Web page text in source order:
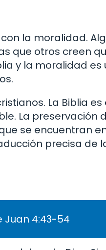
la moralidad.
que otros creen
y la moralidad es
La Biblia
La preservación
se encuentran
precisa de
Juan 4:43-54